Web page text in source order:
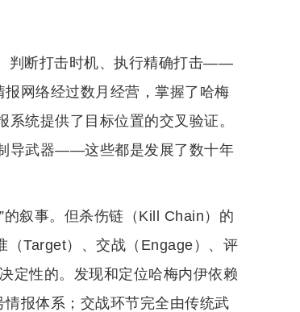
判断打击时机、执行精确打击——
网络经过数月经营，掌握了哈梅
统提供了目标位置的交叉验证。
导武器——这些都是发展了数十年
的叙事。但杀伤链（Kill Chain）的
Target）、交战（Engage）、评
定性的。发现和定位哈梅内伊依赖
报体系；交战环节完全由传统武